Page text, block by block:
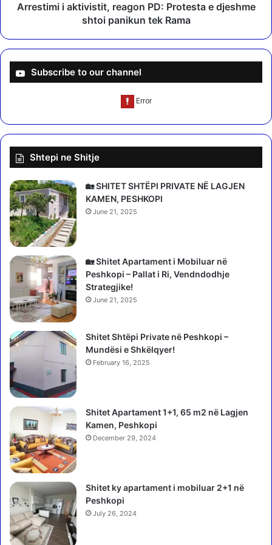
0
j
r
i
ë
P
o
g
r
a
d
e
j
e
n
d
e
t
p
a
h
n
j
a
e
t
e
i
t
,
a
g
o
n
P
D
:
r
o
t
s
t
a
e
d
e
h
m
e
h
t
o
i
p
Arrestimi i aktivistit, reagon PD: Protesta e djeshme
shtoi panikun tek Rama
Subscribe to our channel
Shtepi ne Shitje
🏡 SHITET SHTËPI PRIVATE NË LAGJEN
KAMEN, PESHKOPI
June 21, 2025
🏡 Shitet Apartament i Mobiluar në
Peshkopi – Pallat i Ri, Vendndodhje
Strategjike!
June 21, 2025
Shitet Shtëpi Private në Peshkopi –
Mundësi e Shkëlqyer!
February 16, 2025
Shitet Apartament 1+1, 65 m2 në Lagjen
Kamen, Peshkopi
December 29, 2024
Shitet ky apartament i mobiluar 2+1 në
Peshkopi
July 26, 2024